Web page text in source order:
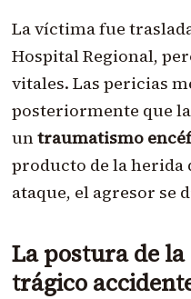
La víctima fue
Hospital Regional,
vitales. Las pericias
posteriormente que
untraumatismo
producto de la herida
ataque, el agresor se
La postura de la
trágico